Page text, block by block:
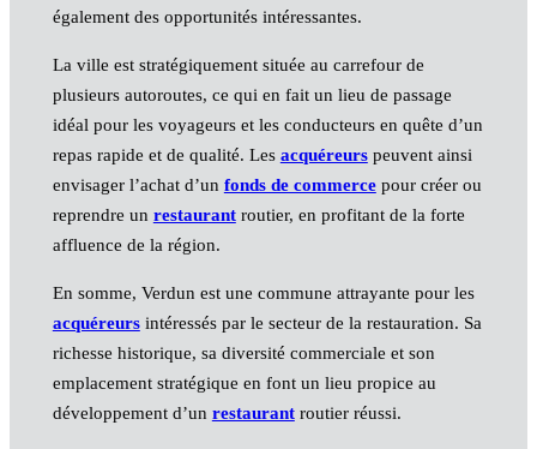
également des opportunités intéressantes.
La ville est stratégiquement située au carrefour de
plusieurs autoroutes, ce qui en fait un lieu de passage
idéal pour les voyageurs et les conducteurs en quête d’un
repas rapide et de qualité. Les acquéreurspeuvent ainsi
envisager l’achat d’un fonds de commercepour créer ou
reprendre un restaurantroutier, en profitant de la forte
affluence de la région.
En somme, Verdun est une commune attrayante pour les
acquéreursintéressés par le secteur de la restauration. Sa
richesse historique, sa diversité commerciale et son
emplacement stratégique en font un lieu propice au
développement d’un restaurantroutier réussi.